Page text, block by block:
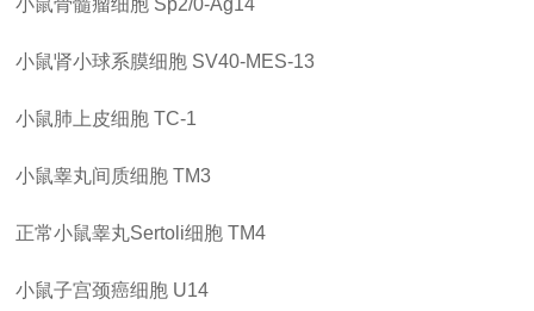
小鼠骨髓瘤细胞 Sp2/0-Ag14
小鼠肾小球系膜细胞 SV40-MES-13
小鼠肺上皮细胞 TC-1
小鼠睾丸间质细胞 TM3
正常小鼠睾丸Sertoli细胞 TM4
小鼠子宫颈癌细胞 U14